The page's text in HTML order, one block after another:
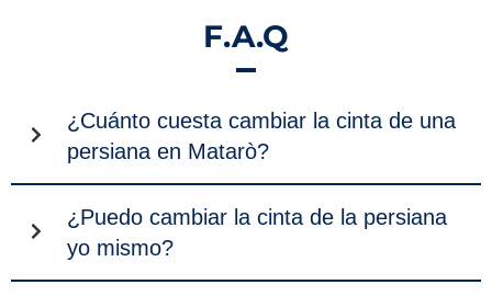
F.A.Q
¿Cuánto cuesta cambiar la cinta de una
persiana en Matarò?
¿Puedo cambiar la cinta de la persiana
yo mismo?